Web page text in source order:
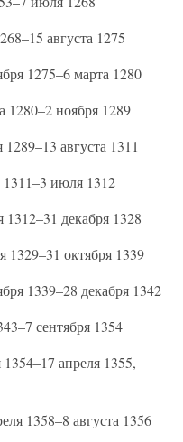
августа 1275
1275–6 марта 1280
ноября 1289
августа 1311
июля 1312
декабря 1328
1329–31 октября 1339
1339–28 декабря 1342
сентября 1354
апреля 1355,
1358–8 августа 1356